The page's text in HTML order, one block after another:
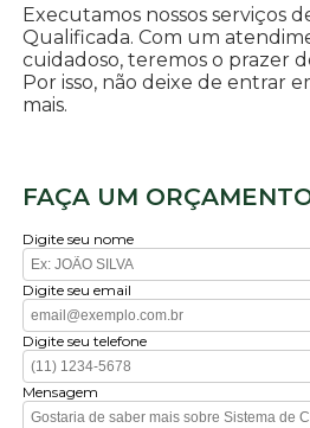
Executamos nossos serviços
Qualificada. Com um
cuidadoso, teremos o prazer
Por isso, não deixe de entrar
mais.
FAÇA UM
Digite seu nome
Digite seu email
Digite seu telefone
Mensagem